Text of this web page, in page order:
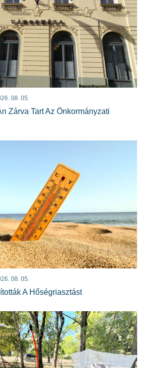
08. 05.
Zárva Tart Az Önkormányzati
08. 05.
A Hőségriasztást